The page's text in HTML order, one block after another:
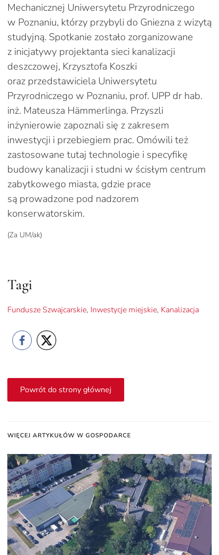
Mechanicznej Uniwersytetu Przyrodniczego
w Poznaniu, którzy przybyli do Gniezna z wizytą
studyjną. Spotkanie zostało zorganizowane
z inicjatywy projektanta sieci kanalizacji
deszczowej, Krzysztofa Koszki
oraz przedstawiciela Uniwersytetu
Przyrodniczego w Poznaniu, prof. UPP dr hab.
inż. Mateusza Hämmerlinga. Przyszli
inżynierowie zapoznali się z zakresem
inwestycji i przebiegiem prac. Omówili też
zastosowane tutaj technologie i specyfikę
budowy kanalizacji i studni w ścisłym centrum
zabytkowego miasta, gdzie prace
są prowadzone pod nadzorem
konserwatorskim.
(Za UM/ak)
Tagi
Fundusze Szwajcarskie, Inwestycje miejskie, Kanalizacja
Powrót do strony głównej
WIĘCEJ ARTYKUŁÓW W GOSPODARCE